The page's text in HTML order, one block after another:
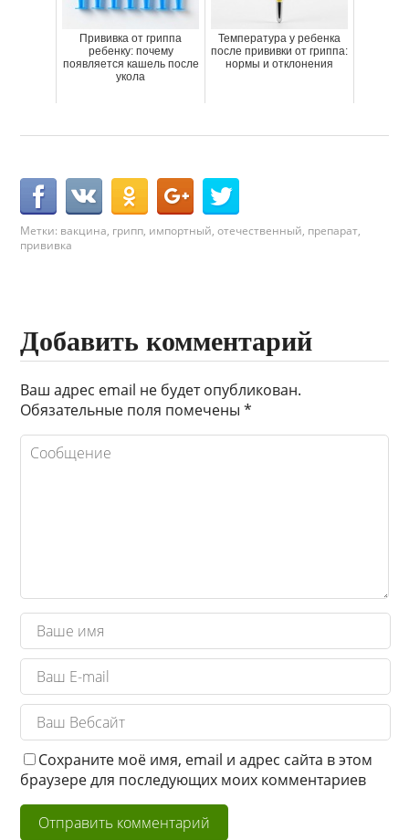
Прививка от гриппа
ребенку: почему
появляется кашель после
укола
Температура у ребенка
после прививки от гриппа:
нормы и отклонения
Метки: вакцина, грипп, импортный,отечественный, препарат,
прививка
Добавить комментарий
Ваш адрес email не будет опубликован.
Обязательные поля помечены*
Сохраните моё имя, email и адрес сайта в этом
браузере для последующих моих комментариев